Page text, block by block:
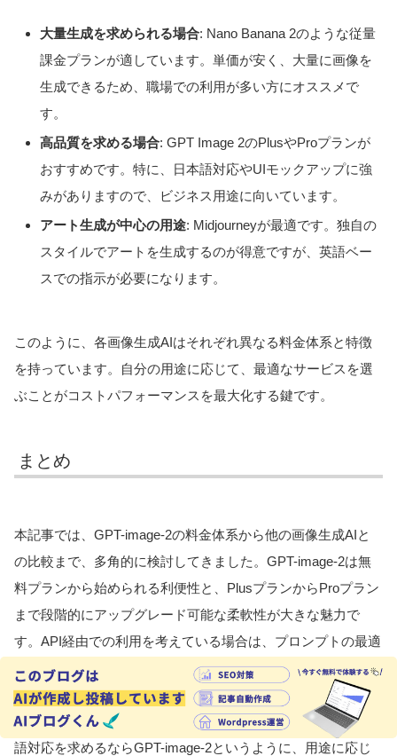
大量生成を求められる場合: Nano Banana 2のような従量
課金プランが適しています。単価が安く、大量に画像を
生成できるため、職場での利用が多い方にオススメで
す。
高品質を求める場合: GPT Image 2のPlusやProプランが
おすすめです。特に、日本語対応やUIモックアップに強
みがありますので、ビジネス用途に向いています。
アート生成が中心の用途: Midjourneyが最適です。独自の
スタイルでアートを生成するのが得意ですが、英語ベー
スでの指示が必要になります。
このように、各画像生成AIはそれぞれ異なる料金体系と特徴
を持っています。自分の用途に応じて、最適なサービスを選
ぶことがコストパフォーマンスを最大化する鍵です。
まとめ
本記事では、GPT-image-2の料金体系から他の画像生成AIと
の比較まで、多角的に検討してきました。GPT-image-2は無
料プランから始められる利便性と、PlusプランからProプラン
まで段階的にアップグレード可能な柔軟性が大きな魅力で
す。API経由での利用を考えている場合は、プロンプトの最適
化やキャッシュ機能の活用によってコストを削減できます。
一方、他の画像生成AIと比較すると、大量生成重視ならNano
Banana 2、アート制作ならMidjourney、ビジネス用途で日本
語対応を求めるならGPT-image-2というように、用途に応じ